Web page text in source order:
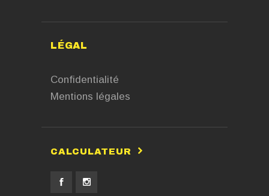
LÉGAL
Confidentialité
Mentions légales
CALCULATEUR